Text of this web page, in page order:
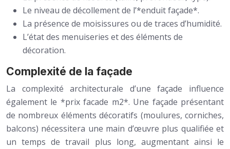
Le niveau de décollement de l’*enduit façade*.
La présence de moisissures ou de traces d’humidité.
L’état des menuiseries et des éléments de
décoration.
Complexité de la façade
La complexité architecturale d’une façade influence
également le *prix facade m2*. Une façade présentant
de nombreux éléments décoratifs (moulures, corniches,
balcons) nécessitera une main d’œuvre plus qualifiée et
un temps de travail plus long, augmentant ainsi le